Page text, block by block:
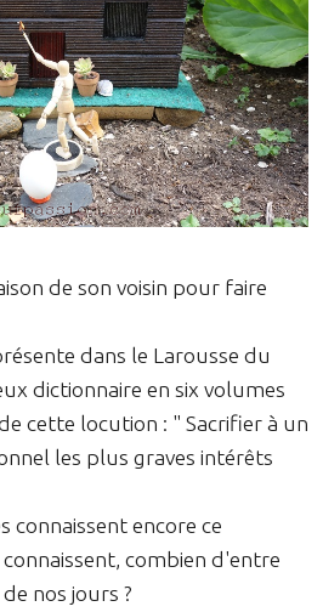
de son voisin pour faire
dans le Larousse du
dictionnaire en six volumes
cette locution : " Sacrifier à un
les plus graves intérêts
connaissent encore ce
combien d'entre
nos jours ?